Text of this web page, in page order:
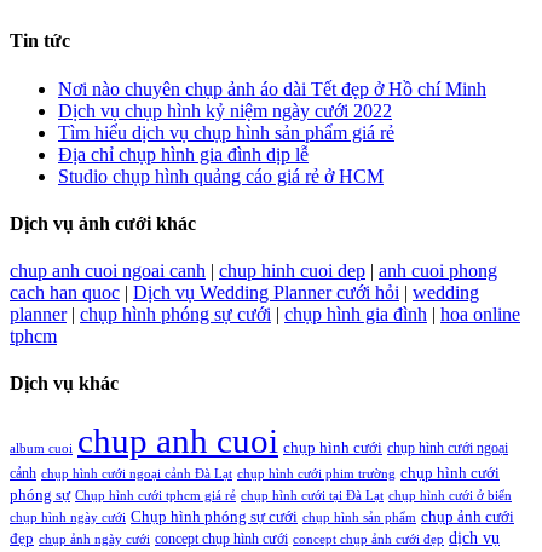
Tin tức
Nơi nào chuyên chụp ảnh áo dài Tết đẹp ở Hồ chí Minh
Dịch vụ chụp hình kỷ niệm ngày cưới 2022
Tìm hiểu dịch vụ chụp hình sản phẩm giá rẻ
Địa chỉ chụp hình gia đình dịp lễ
Studio chụp hình quảng cáo giá rẻ ở HCM
Dịch vụ ảnh cưới khác
chup anh cuoi ngoai canh | chup hinh cuoi dep | anh cuoi phong
cach han quoc | Dịch vụ Wedding Planner cưới hỏi | wedding
planner| chụp hình phóng sự cưới | chụp hình gia đình | hoa online
tphcm
Dịch vụ khác
album cuoi chup anh cuoi chụp hình cưới chụp hình cưới ngoại
cảnh chụp hình cưới ngoại cảnh Đà Lạt chụp hình cưới phim trường chụp hình cưới
phóng sự Chụp hình cưới tphcm giá rẻ chụp hình cưới tại Đà Lạt chụp hình cưới ở biển
chụp hình ngày cưới Chụp hình phóng sự cưới chụp hình sản phẩm chụp ảnh cưới
đẹp chụp ảnh ngày cưới concept chụp hình cưới concept chụp ảnh cưới đẹp dịch vụ